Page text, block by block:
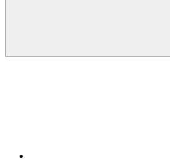
Compartilhar